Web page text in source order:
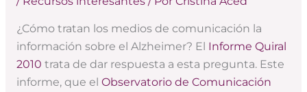
¿Cómo tratan los medios de comunicación la
información sobre el Alzheimer? El Informe Quiral
2010 trata de dar respuesta a esta pregunta. Este
informe, que el Observatorio de Comunicación